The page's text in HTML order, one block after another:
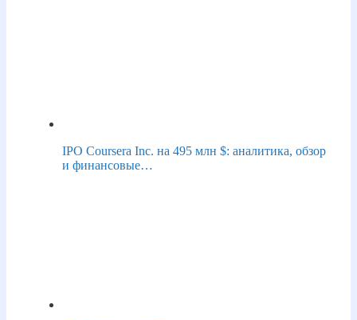
IPO Coursera Inc. на 495 млн $: аналитика, обзор
и финансовые…